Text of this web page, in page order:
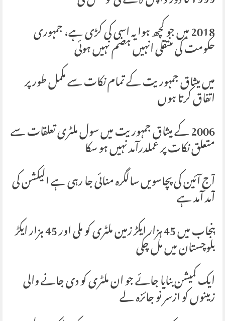
2018 میں جو کچھ ہوا یہ اسی کی کڑی ہے، جمہوری
حکومت کی منتقلی انہیں ہضم نہیں ہوئی
میں میثاق جمہوریت کے تمام نکات سے مکمل طور پر
اتفاق کرتا ہوں
2006 کے میثاق جمہوریت میں سول ملٹری تعلقات سے
متعلق نکات پر عملدرآمد نہیں ہو سکا
آج آئین کی پچاسویں سالگرہ منائی جا رہی ہے الیکشن کی
آمد آمد ہے
پنجاب میں 45 ہزار ایکڑ زمین ملٹری کو ملی اور 45 ہزار ایکڑ
بلوچستان میں مل چکی
ایک کمیشن بنایا جائے جو ان ملٹری کو دی جانے والی
زمینوں کو ازسر نو جائزہ لے